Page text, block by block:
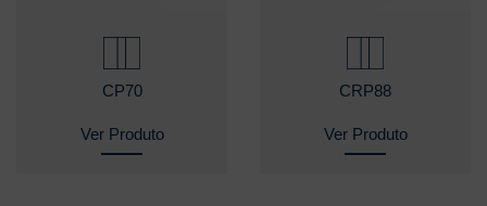
CP70
Ver Produto
CRP88
Ver Produto